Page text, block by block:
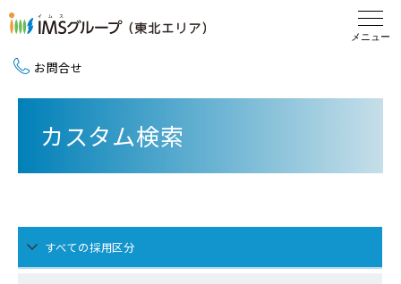
お問合せ
カスタム検索
すべての採用区分